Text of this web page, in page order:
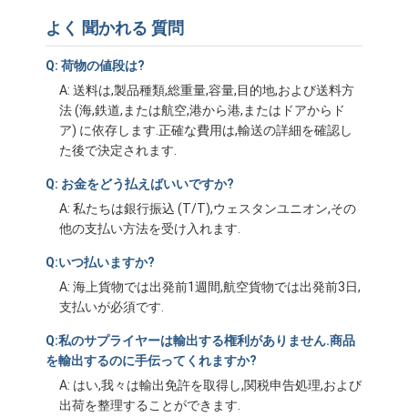
会社案内
品質管理
お問い合わせ
今雑談しなさい
国際的な貨物Forward
航空貨物のForward
海上貨物
DDP 中国 から 発送
明白な船積み
よく 聞かれる 質問
Q: 荷物の値段は?
A: 送料は,製品種類,総重量,容量,目的地,および送料方
法 (海,鉄道,または航空,港から港,またはドアからド
ア) に依存します.正確な費用は,輸送の詳細を確認し
た後で決定されます.
Q: お金をどう払えばいいですか?
A: 私たちは銀行振込 (T/T),ウェスタンユニオン,その
他の支払い方法を受け入れます.
Q:いつ払いますか?
A: 海上貨物では出発前1週間,航空貨物では出発前3日,
支払いが必須です.
Q:私のサプライヤーは輸出する権利がありません.商品
を輸出するのに手伝ってくれますか?
A: はい,我々は輸出免許を取得し,関税申告処理,および
出荷を整理することができます.